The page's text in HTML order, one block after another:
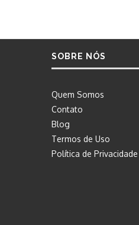
SOBRE NÓS
Quem Somos
Contato
Blog
Termos de Uso
Política de Privacidade